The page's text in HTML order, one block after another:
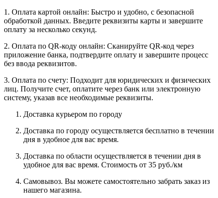
1. Оплата картой онлайн: Быстро и удобно, с безопасной
обработкой данных. Введите реквизиты карты и завершите
оплату за несколько секунд.
2. Оплата по QR-коду онлайн: Сканируйте QR-код через
приложение банка, подтвердите оплату и завершите процесс
без ввода реквизитов.
3. Оплата по счету: Подходит для юридических и физических
лиц. Получите счет, оплатите через банк или электронную
систему, указав все необходимые реквизиты.
Доставка курьером по городу
Доставка по городу осуществляется бесплатно в течении
дня в удобное для вас время.
Доставка по области осуществляется в течении дня в
удобное для вас время. Стоимость от 35 руб./км
Самовывоз. Вы можете самостоятельно забрать заказ из
нашего магазина.